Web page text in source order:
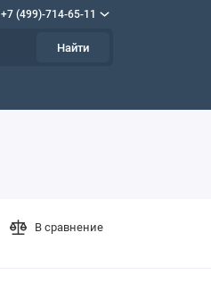
+7 (499)-714-65-11
Найти
В сравнение